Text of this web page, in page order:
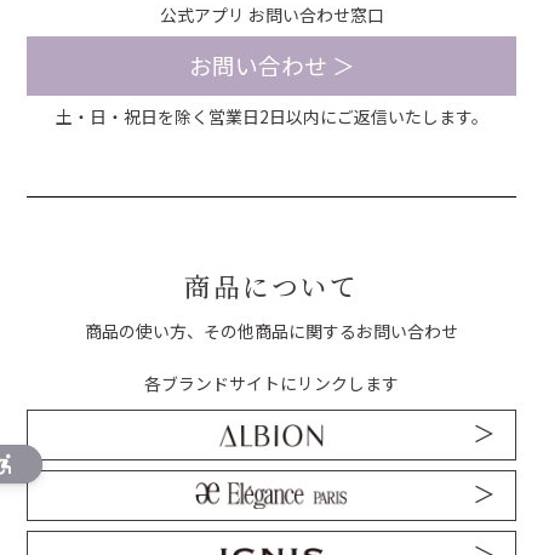
公式アプリ お問い合わせ窓口
お問い合わせ ＞
土・日・祝日を除く営業日2日以内にご返信いたします。
商品について
商品の使い方、その他商品に関するお問い合わせ
各ブランドサイトにリンクします